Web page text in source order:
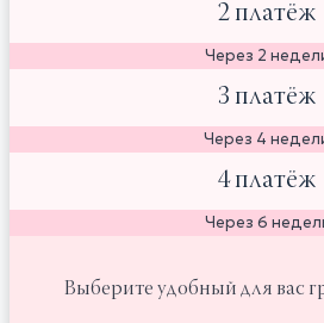
2 платёж
Через 2
3 платёж
Через 4
4 платёж
Через 6
Выберите удобный для вас